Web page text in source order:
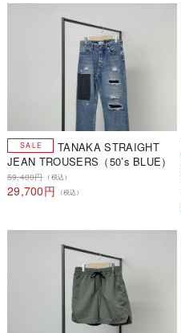
TANAKA STRAIGHT
JEAN TROUSERS（50’s BLUE）
59,400円 （税込）
29,700円 （税込）